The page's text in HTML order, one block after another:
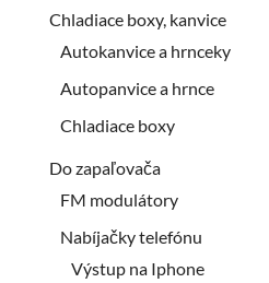
Chladiace boxy, kanvice
Autokanvice a hrnceky
Autopanvice a hrnce
Chladiace boxy
Do zapaľovača
FM modulátory
Nabíjačky telefónu
Výstup na Iphone